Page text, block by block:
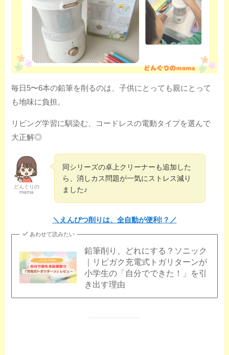
毎日5〜6本の鉛筆を削るのは、子供にとっても親にとって
も地味に負担。
リビング学習に馴染む、コードレスの電動タイプを選んで
大正解◎
どんぐりの
mama
同シリーズの卓上クリーナーも追加した
ら、消しカス問題が一気にストレス減り
ました♪
＼えんぴつ削りは、全自動が便利!？／
あわせて読みたい
鉛筆削り、どれにする？ソニック
｜リビガク充電式トガリターンが
小学生の「自分でできた！」を引
き出す理由